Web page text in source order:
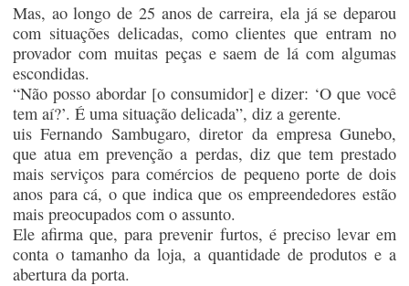
Mas, ao longo de 25 anos de carreira, ela já se deparou
com situações delicadas, como clientes que entram no
provador com muitas peças e saem de lá com algumas
escondidas.
“Não posso abordar [o consumidor] e dizer: ‘O que você
tem aí?’. É uma situação delicada”, diz a gerente.
uis Fernando Sambugaro, diretor da empresa Gunebo,
que atua em prevenção a perdas, diz que tem prestado
mais serviços para comércios de pequeno porte de dois
anos para cá, o que indica que os empreendedores estão
mais preocupados com o assunto.
Ele afirma que, para prevenir furtos, é preciso levar em
conta o tamanho da loja, a quantidade de produtos e a
abertura da porta.